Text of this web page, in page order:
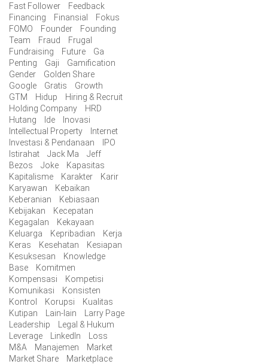
Fast Follower
Feedback
Financing
Finansial
Fokus
FOMO
Founder
Founding
Team
Fraud
Frugal
Fundraising
Future
Ga
Penting
Gaji
Gamification
Gender
Golden Share
Google
Gratis
Growth
GTM
Hidup
Hiring & Recruit
Holding Company
HRD
Hutang
Ide
Inovasi
Intellectual Property
Internet
Investasi & Pendanaan
IPO
Istirahat
Jack Ma
Jeff
Bezos
Joke
Kapasitas
Kapitalisme
Karakter
Karir
Karyawan
Kebaikan
Keberanian
Kebiasaan
Kebijakan
Kecepatan
Kegagalan
Kekayaan
Keluarga
Kepribadian
Kerja
Keras
Kesehatan
Kesiapan
Kesuksesan
Knowledge
Base
Komitmen
Kompensasi
Kompetisi
Komunikasi
Konsisten
Kontrol
Korupsi
Kualitas
Kutipan
Lain-lain
Larry Page
Leadership
Legal & Hukum
Leverage
LinkedIn
Loss
M&A
Manajemen
Market
Market Share
Marketplace